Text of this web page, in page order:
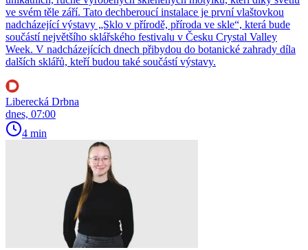
ve svém těle září. Tato dechberoucí instalace je první vlaštovkou
nadcházející výstavy „Sklo v přírodě, příroda ve skle“, která bude
součástí největšího sklářského festivalu v Česku Crystal Valley
Week. V nadcházejících dnech přibydou do botanické zahrady díla
dalších sklářů, kteří budou také součástí výstavy.
Liberecká Drbna
dnes, 07:00
4 min